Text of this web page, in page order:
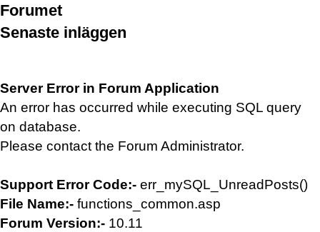
Forumet
Senaste inläggen
Server Error in Forum Application
An error has occurred while executing SQL query
on database.
Please contact the Forum Administrator.
Support Error Code:- err_mySQL_UnreadPosts()
File Name:- functions_common.asp
Forum Version:- 10.11